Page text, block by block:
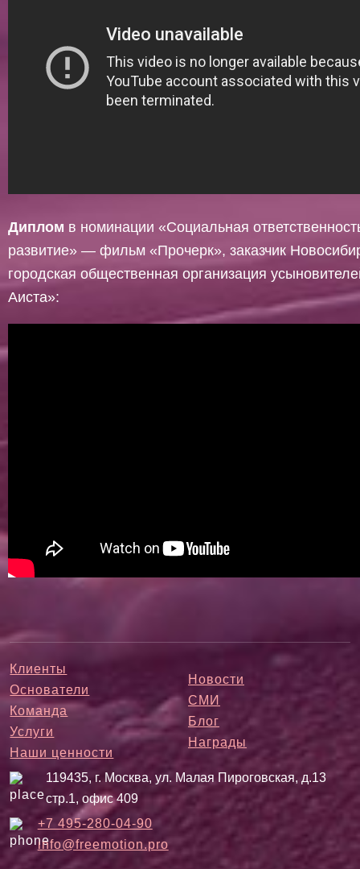
Диплом в номинации «Социальная
развитие» — фильм «Прочерк», заказчик
городская общественная организация
Аиста»:
Клиенты
Основатели
Команда
Услуги
Наши ценности
Новости
СМИ
Блог
Награды
119435, г. Москва, ул. Малая Пироговская, д.13
стр.1, офис 409
+7 495-280-04-90
info@freemotion.pro